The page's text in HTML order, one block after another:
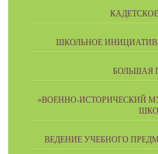
ШКОЛЬНОЕ
БОЛЬШАЯ
«ВОЕННО-ИСТОРИЧЕСКИЙ
ВЕДЕНИЕ УЧЕБНОГО